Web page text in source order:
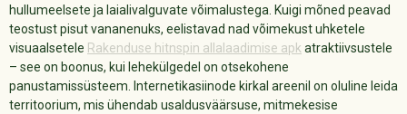
hullumeelsete ja laialivalguvate võimalustega. Kuigi mõned peavad
teostust pisut vananenuks, eelistavad nad võimekust uhketele
visuaalsetele Rakenduse hitnspin allalaadimise apkatraktiivsustele
– see on boonus, kui lehekülgedel on otsekohene
panustamissüsteem. Internetikasiinode kirkal areenil on oluline leida
territoorium, mis ühendab usaldusväärsuse, mitmekesise